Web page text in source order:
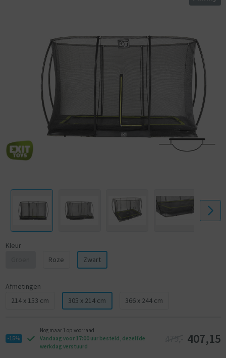
voetbeschermingssysteem, zodat je voet niet tussen de veren kan
gepoedercoat zodat roest geen kans maakt. Op de rechthoekige EXIT
Silhouette trampolines beleef je eindeloos veel springplezier!
EXIT Silhouette Ground + Safetynet Rect. 214x305 (7x10ft) Black.
Ondersteuning voor plaatsing: Buiten, Vorm: Rechthoekig,
Constructietype: Spiraalveer. Breedte: 2140 mm, Diepte: 3050 mm,
Hoogte: 200 mm. Gewicht verpakking: 81,1 kg, Type verpakking: Doos,
Afmetingen pakket 1 (BxDxH): 600 x 1155 x 115 mm
Kleur
Roze Zwart
Afmetingen
214 x 153 cm
305 x 214 cm 366 x 244 cm
-15%
Nog maar 1 op voorraad
Vandaag voor 17:00 uur besteld, dezelfde
werkdag verstuurd
407,15